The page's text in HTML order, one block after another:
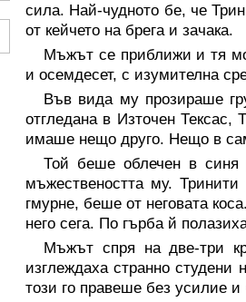
сила. Най-чудното бе, че
от кейчето на брега и зачака.
Мъжът се приближи и тя
и осемдесет, с изумителна
Във вида му прозираше
отгледана в Източен
имаше нещо друго. Нещо в
Той беше облечен в синя
мъжествеността му.
гмурне, беше от неговата
него сега. По гърба й
Мъжът спря на две-три
изглеждаха странно
този го правеше без усилие